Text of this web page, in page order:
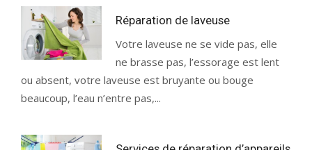
Réparation de laveuse
Votre laveuse ne se vide pas, elle
ne brasse pas, l’essorage est lent
ou absent, votre laveuse est bruyante ou bouge
beaucoup, l’eau n’entre pas,...